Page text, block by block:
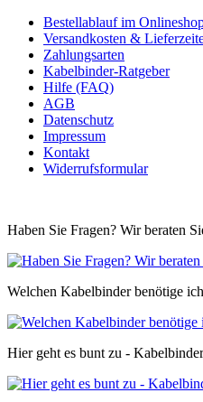
Bestellablauf im
Versandkosten &
Zahlungsarten
Kabelbinder-Ratgeber
Hilfe (FAQ)
AGB
Datenschutz
Impressum
Kontakt
Widerrufsformular
Haben Sie Fragen? Wir beraten
Welchen Kabelbinder benötige
Hier geht es bunt zu -